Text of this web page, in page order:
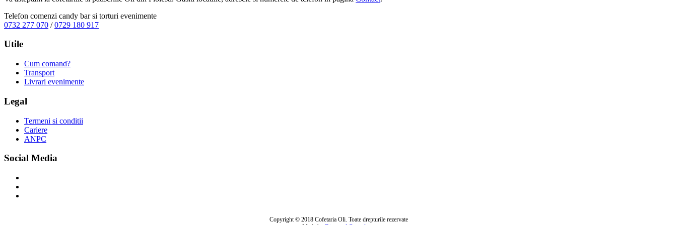
Telefon comenzi candy bar si torturi evenimente
0732 277 070 /0729 180 917
Utile
Cum comand?
Transport
Livrari evenimente
Legal
Termeni si conditii
Cariere
ANPC
Social Media
Copyright © 2018 Cofetaria Oli. Toate drepturile rezervate